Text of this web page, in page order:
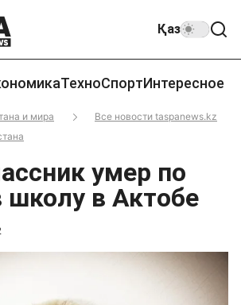
Қаз
ТехноСпортИнтересное
и мира
Все новости taspanews.kz
умер по
школу в Актобе